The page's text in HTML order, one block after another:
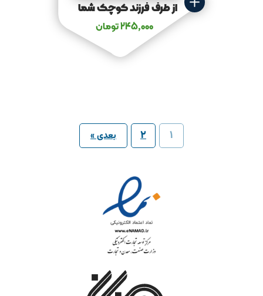
از طرف فرزند کوچک شما
245,000تومان
1
2 بعدی »